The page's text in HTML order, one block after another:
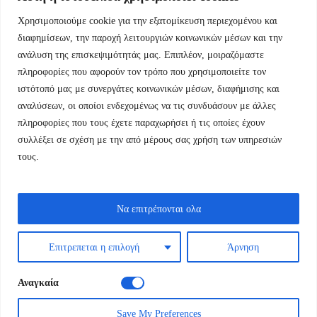
Χρησιμοποιούμε cookie για την εξατομίκευση περιεχομένου και
διαφημίσεων, την παροχή λειτουργιών κοινωνικών μέσων και την
ανάλυση της επισκεψιμότητάς μας. Επιπλέον, μοιραζόμαστε
πληροφορίες που αφορούν τον τρόπο που χρησιμοποιείτε τον
ιστότοπό μας με συνεργάτες κοινωνικών μέσων, διαφήμισης και
αναλύσεων, οι οποίοι ενδεχομένως να τις συνδυάσουν με άλλες
πληροφορίες που τους έχετε παραχωρήσει ή τις οποίες έχουν
συλλέξει σε σχέση με την από μέρους σας χρήση των υπηρεσιών
τους.
Επιτρεπεται η επιλογή Άρνηση
Να επιτρέπονται ολα
Αναγκαία
Save My Preferences
Εμμ.Μπενάκη 76 10681 Αθήνα Ελλάδα.
+30.2110084023
info@kyfantabooks.gr
Βρείτε μας